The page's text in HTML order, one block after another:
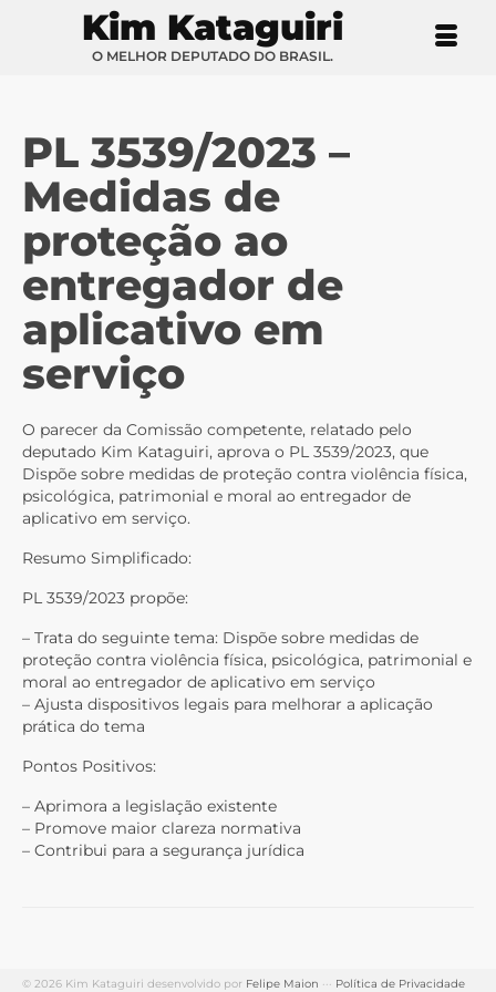
Kim Kataguiri
O MELHOR DEPUTADO DO BRASIL.
PL 3539/2023 –
Medidas de
proteção ao
entregador de
aplicativo em
serviço
O parecer da Comissão competente, relatado pelo
deputado Kim Kataguiri, aprova o PL 3539/2023, que
Dispõe sobre medidas de proteção contra violência física,
psicológica, patrimonial e moral ao entregador de
aplicativo em serviço.
Resumo Simplificado:
PL 3539/2023 propõe:
– Trata do seguinte tema: Dispõe sobre medidas de
proteção contra violência física, psicológica, patrimonial e
moral ao entregador de aplicativo em serviço
– Ajusta dispositivos legais para melhorar a aplicação
prática do tema
Pontos Positivos:
– Aprimora a legislação existente
– Promove maior clareza normativa
– Contribui para a segurança jurídica
© 2026 Kim Kataguiri desenvolvido por Felipe Maion ··· Política de Privacidade